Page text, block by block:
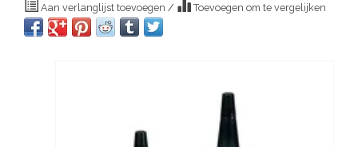
Aan verlanglijst toevoegen / Toevoegen om te vergelijken